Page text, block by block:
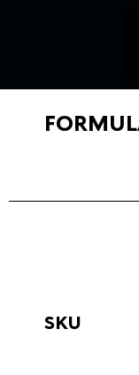
SKU